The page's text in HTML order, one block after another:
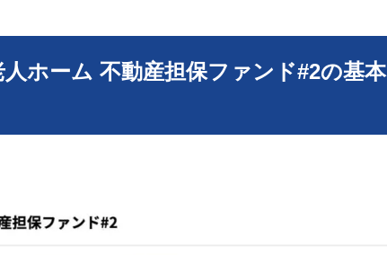
ホーム 不動産担保ファンド#2の基本